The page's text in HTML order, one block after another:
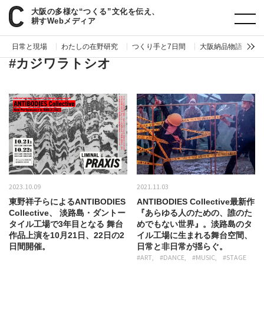
大阪の多様な“つくる”文化を伝え、
耕すWebメディア
日常と現場 わたしの在野研究 つくり手と7日間 大阪納品物語
paperC タグ カジワラトシオ
#カジワラトシオ
2023.10.09
東野祥子らによるANTIBODIES
Collective、 淡路島・ダントー
タイル工場で3年目となる 舞台
作品上演を10月21日、22日の2
日間開催。
2021.11.03
ANTIBODIES Collective最新作
『あらゆる人のための、誰のた
めでもない世界』。淡路島のタ
イル工場に生まれる舞台空間、
日常と非日常が揺らぐ。
#ART #DANCE #MUSIC #STAGE